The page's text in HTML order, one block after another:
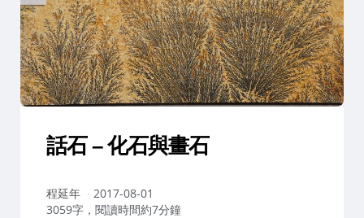
話石 – 化石與畫石
作
者：
程延年
2017-08-01
3059字，閱讀時間約7分鐘